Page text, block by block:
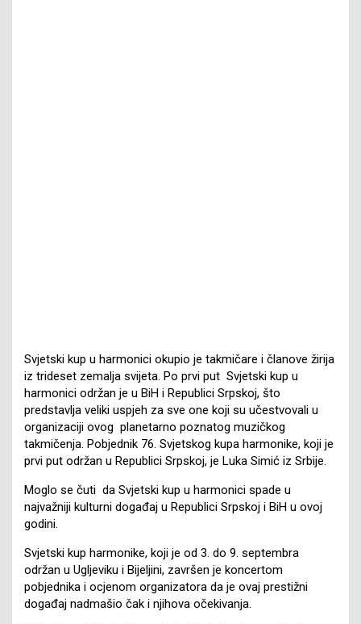
Svjetski kup u harmonici okupio je takmičare i članove žirija
iz trideset zemalja svijeta. Po prvi put Svjetski kup u
harmonici održan je u BiH i Republici Srpskoj, što
predstavlja veliki uspjeh za sve one koji su učestvovali u
organizaciji ovog planetarno poznatog muzičkog
takmičenja. Pobjednik 76. Svjetskog kupa harmonike, koji je
prvi put održan u Republici Srpskoj, je Luka Simić iz Srbije.
Moglo se čuti da Svjetski kup u harmonici spade u
najvažniji kulturni događaj u Republici Srpskoj i BiH u ovoj
godini.
Svjetski kup harmonike, koji je od 3. do 9. septembra
održan u Ugljeviku i Bijeljini, završen je koncertom
pobjednika i ocjenom organizatora da je ovaj prestižni
događaj nadmašio čak i njihova očekivanja.